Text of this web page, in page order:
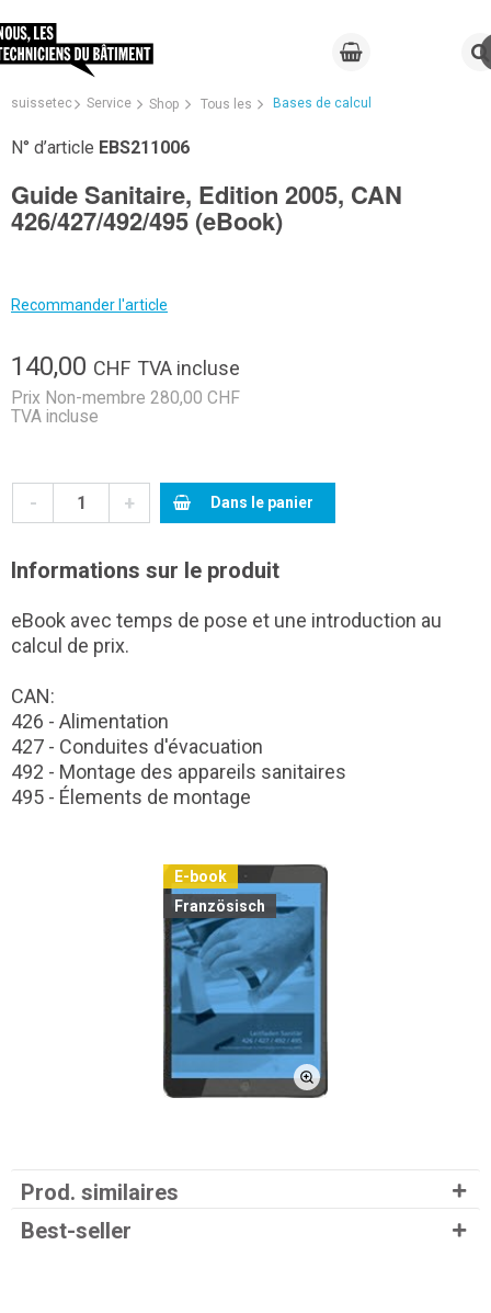
suissetec Service Shop Tous les Bases de calcul
N° d’article EBS211006
Guide Sanitaire, Edition 2005, CAN
426/427/492/495 (eBook)
Recommander l'article
140,00 CHF TVA incluse
Prix Non-membre 280,00 CHF
TVA incluse
- + Dans le panier
Informations sur le produit
eBook avec temps de pose et une introduction au
calcul de prix.
CAN:
426 - Alimentation
427 - Conduites d'évacuation
492 - Montage des appareils sanitaires
495 - Élements de montage
E-book
Französisch
Prod. similaires
Best-seller